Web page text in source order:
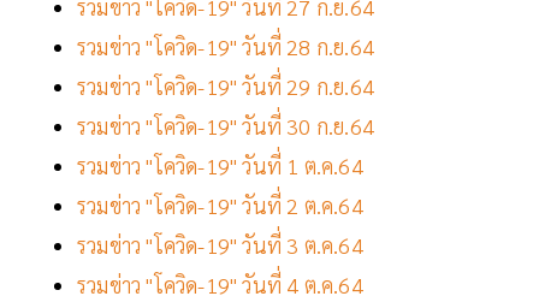
รวมข่าว "โควิด-19" วันที่ 27 ก.ย.64
รวมข่าว "โควิด-19" วันที่ 28 ก.ย.64
รวมข่าว "โควิด-19" วันที่ 29 ก.ย.64
รวมข่าว "โควิด-19" วันที่ 30 ก.ย.64
รวมข่าว "โควิด-19" วันที่ 1 ต.ค.64
รวมข่าว "โควิด-19" วันที่ 2 ต.ค.64
รวมข่าว "โควิด-19" วันที่ 3 ต.ค.64
รวมข่าว "โควิด-19" วันที่ 4 ต.ค.64